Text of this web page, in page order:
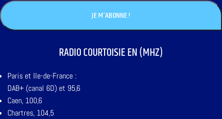
RADIO COURTOISIE EN (MHZ)
Paris et Ile-de-France :
DAB+ (canal 6D) et 95,6
Caen, 100,6
Chartres, 104,5